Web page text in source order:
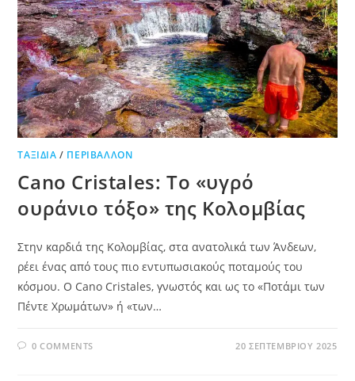
ΤΑΞΊΔΙΑ / ΠΕΡΙΒΆΛΛΟΝ
Cano Cristales: Το «υγρό
ουράνιο τόξο» της Κολομβίας
Στην καρδιά της Κολομβίας, στα ανατολικά των Άνδεων,
ρέει ένας από τους πιο εντυπωσιακούς ποταμούς του
κόσμου. Ο Cano Cristales, γνωστός και ως το «Ποτάμι των
Πέντε Χρωμάτων» ή «των…
0 COMMENTS 20 ΣΕΠΤΕΜΒΡΊΟΥ 2025